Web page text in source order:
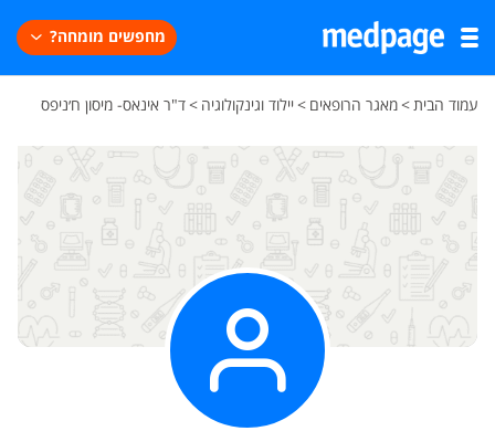
מחפשים מומחה?
עמוד הבית>מאגר הרופאים >יילוד וגינקולוגיה >ד"ר אינאס- מיסון ח׳ניפס